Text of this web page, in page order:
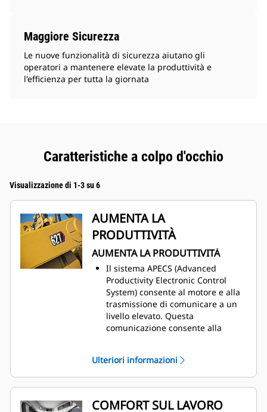
Maggiore Sicurezza
Le nuove funzionalità di sicurezza aiutano gli
operatori a mantenere elevate la produttività e
l'efficienza per tutta la giornata
Caratteristiche a colpo d'occhio
Visualizzazione di 1-3 su 6
AUMENTA LA
PRODUTTIVITÀ
AUMENTA LA PRODUTTIVITÀ
Il sistema APECS (Advanced
Productivity Electronic Control
System) consente al motore e alla
trasmissione di comunicare a un
livello elevato. Questa
comunicazione consente alla
motore. Il risultato netto è una
movimentazione maggiore di
materiale.
Utilizzate il controllo della velocità
Ulteriori informazioni
COMFORT SUL LAVORO